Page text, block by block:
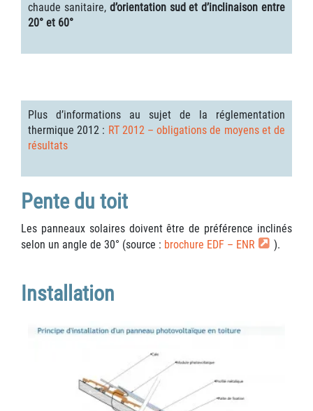
chaude sanitaire, d’orientation sud et d’inclinaison entre
20° et 60°
Plus d’informations au sujet de la réglementation
thermique 2012 : RT 2012 – obligations de moyens et de
résultats
Pente du toit
Les panneaux solaires doivent être de préférence inclinés
selon un angle de 30° (source : brochure EDF – ENR ).
Installation